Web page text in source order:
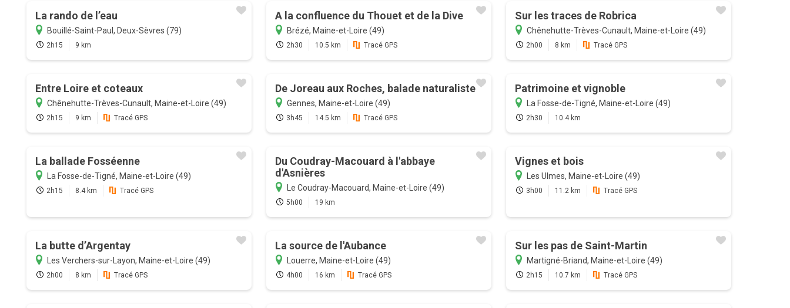
La rando de l’eau
Bouillé-Saint-Paul, Deux-Sèvres (79)
2h15 9 km
A la confluence du Thouet et de la Dive
Brézé, Maine-et-Loire (49)
2h30 10.5 km Tracé GPS
Sur les traces de Robrica
Chênehutte-Trèves-Cunault, Maine-et-Loire (49)
2h00 8 km Tracé GPS
Entre Loire et coteaux
Chênehutte-Trèves-Cunault, Maine-et-Loire (49)
2h15 9 km Tracé GPS
De Joreau aux Roches, balade naturaliste
Gennes, Maine-et-Loire (49)
3h45 14.5 km Tracé GPS
Patrimoine et vignoble
La Fosse-de-Tigné, Maine-et-Loire (49)
2h30 10.4 km
La ballade Fosséenne
La Fosse-de-Tigné, Maine-et-Loire (49)
2h15 8.4 km Tracé GPS
Du Coudray-Macouard à l'abbaye
d'Asnières
Le Coudray-Macouard, Maine-et-Loire (49)
5h00 19 km
Vignes et bois
Les Ulmes, Maine-et-Loire (49)
3h00 11.2 km Tracé GPS
La butte d’Argentay
Les Verchers-sur-Layon, Maine-et-Loire (49)
2h00 8 km Tracé GPS
La source de l'Aubance
Louerre, Maine-et-Loire (49)
4h00 16 km Tracé GPS
Sur les pas de Saint-Martin
Martigné-Briand, Maine-et-Loire (49)
2h15 10.7 km Tracé GPS